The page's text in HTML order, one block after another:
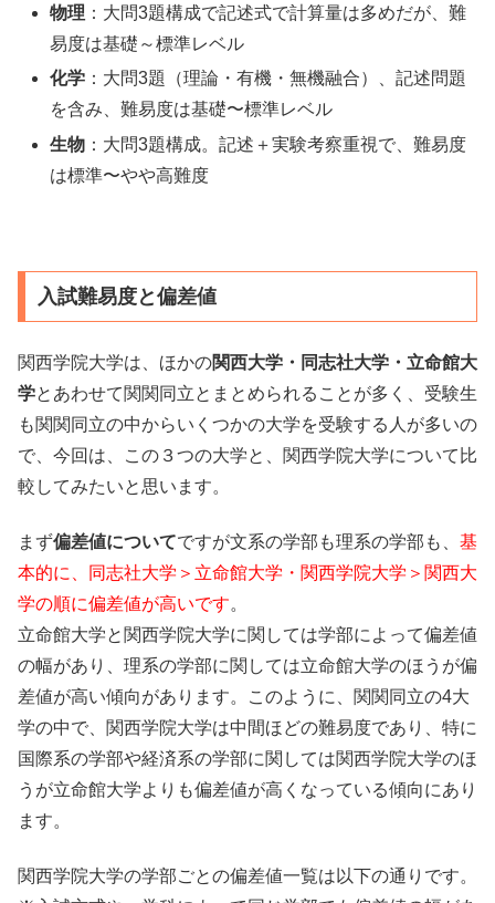
物理 ：大問3題構成で記述式で計算量は多めだが、難
易度は基礎～標準レベル
化学 ：大問3題（理論・有機・無機融合）、記述問題
を含み、難易度は基礎〜標準レベル
生物 ：大問3題構成。記述＋実験考察重視で、難易度
は標準〜やや高難度
入試難易度と偏差値
関西学院大学は、ほかの関西大学・同志社大学・立命館大
学とあわせて関関同立とまとめられることが多く、受験生
も関関同立の中からいくつかの大学を受験する人が多いの
で、今回は、この３つの大学と、関西学院大学について比
較してみたいと思います。
まず偏差値についてですが文系の学部も理系の学部も、 基
本的に、同志社大学＞立命館大学・関西学院大学＞関西大
学の順に偏差値が高いです。
立命館大学と関西学院大学に関しては学部によって偏差値
の幅があり、理系の学部に関しては立命館大学のほうが偏
差値が高い傾向があります。このように、関関同立の4大
学の中で、関西学院大学は中間ほどの難易度であり、特に
国際系の学部や経済系の学部に関しては関西学院大学のほ
うが立命館大学よりも偏差値が高くなっている傾向にあり
ます。
関西学院大学の学部ごとの偏差値一覧は以下の通りです。